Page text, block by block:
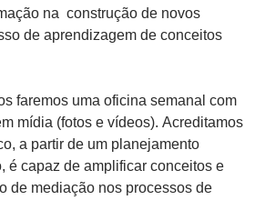
na construção de novos
de aprendizagem de conceitos
faremos uma oficina semanal com
mídia (fotos e vídeos). Acreditamos
a partir de um planejamento
é capaz de amplificar conceitos e
de mediação nos processos de